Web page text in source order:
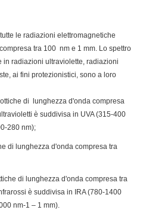
le radiazioni elettromagnetiche
tra 100 nm e 1 mm. Lo spettro
radiazioni ultraviolette, radiazioni
ai fini protezionistici, sono a loro
di lunghezza d'onda compresa
è suddivisa in UVA (315-400
280 nm);
di lunghezza d'onda compresa tra
di lunghezza d'onda compresa tra
è suddivisa in IRA (780-1400
nm-1 – 1 mm).